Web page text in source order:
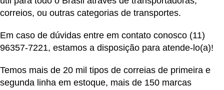
correios, ou outras categorias de transportes.
Em caso de dúvidas entre em contato conosco (11)
96357-7221, estamos a disposição para atende-lo(a)!
Temos mais de 20 mil tipos de correias de primeira e
segunda linha em estoque, mais de 150 marcas